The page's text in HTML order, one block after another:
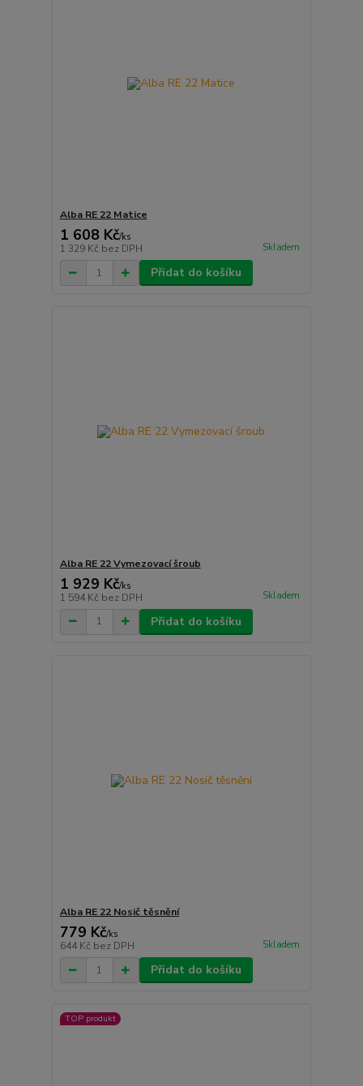
Alba RE 22 Matice
1 608 Kč/ks
1 329 Kč bez DPH Skladem
Přidat do košíku
Alba RE 22 Vymezovací šroub
1 929 Kč/ks
1 594 Kč bez DPH Skladem
Přidat do košíku
Alba RE 22 Nosič těsnění
779 Kč/ks
644 Kč bez DPH Skladem
Přidat do košíku
TOP produkt